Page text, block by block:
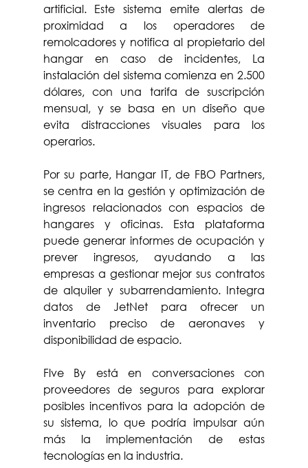
artificial. Este sistema emite alertas de
proximidad a los operadores de
remolcadores y notifica al propietario del
hangar en caso de incidentes, La
instalación del sistema comienza en 2.500
dólares, con una tarifa de suscripción
mensual, y se basa en un diseño que
evita distracciones visuales para los
operarios.
Por su parte, Hangar IT, de FBO Partners,
se centra en la gestión y optimización de
ingresos relacionados con espacios de
hangares y oficinas. Esta plataforma
puede generar informes de ocupación y
prever ingresos, ayudando a las
empresas a gestionar mejor sus contratos
de alquiler y subarrendamiento. Integra
datos de JetNet para ofrecer un
inventario preciso de aeronaves y
disponibilidad de espacio.
Flve By está en conversaciones con
proveedores de seguros para explorar
posibles incentivos para la adopción de
su sistema, lo que podría impulsar aún
más la implementación de estas
tecnologías en la industria.